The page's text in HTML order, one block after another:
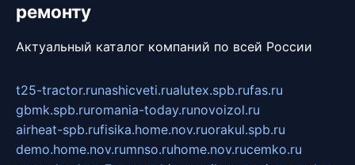
ремонту
Актуальный каталог компаний по всей России
t25-tractor.runashicveti.rualutex.spb.rufas.ru
gbmk.spb.ruromania-today.runovoizol.ru
airheat-spb.rufisika.home.nov.ruorakul.spb.ru
demo.home.nov.rumnso.ruhome.nov.rucemko.ru